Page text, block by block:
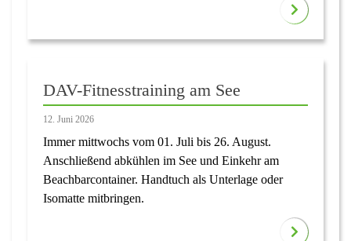
DAV-Fitnesstraining am See
12. Juni 2026
Immer mittwochs vom 01. Juli bis 26. August.
Anschließend abkühlen im See und Einkehr am
Beachbarcontainer. Handtuch als Unterlage oder
Isomatte mitbringen.